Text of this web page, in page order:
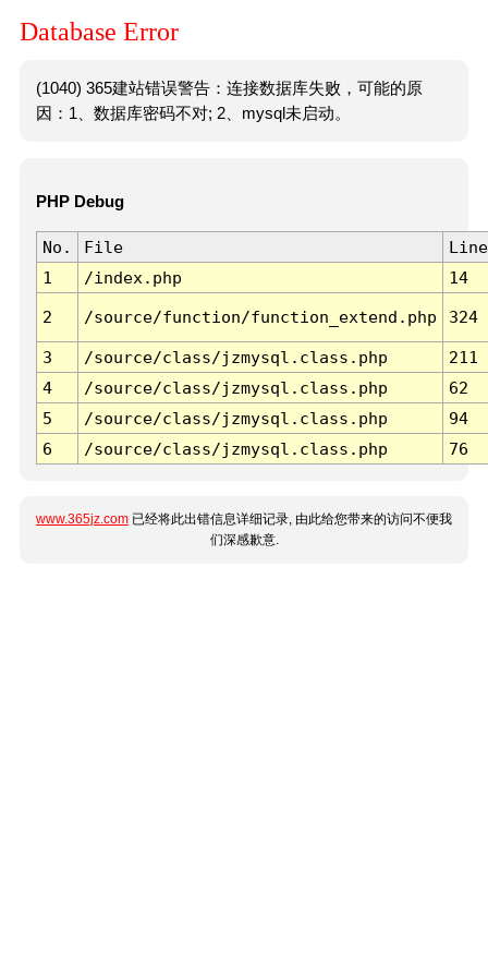
Database Error
(1040) 365建站错误警告：连接数据库失败，可能的原
因：1、数据库密码不对; 2、mysql未启动。
PHP Debug
No. File
Line
1
/index.php 14
2 /source/function/function_extend.php 324
3 /source/class/jzmysql.class.php
211
4
/source/class/jzmysql.class.php
62
5
/source/class/jzmysql.class.php
94
6
/source/class/jzmysql.class.php 76
www.365jz.com 已经将此出错信息详细记录, 由此给您带来的访问不便我
们深感歉意.